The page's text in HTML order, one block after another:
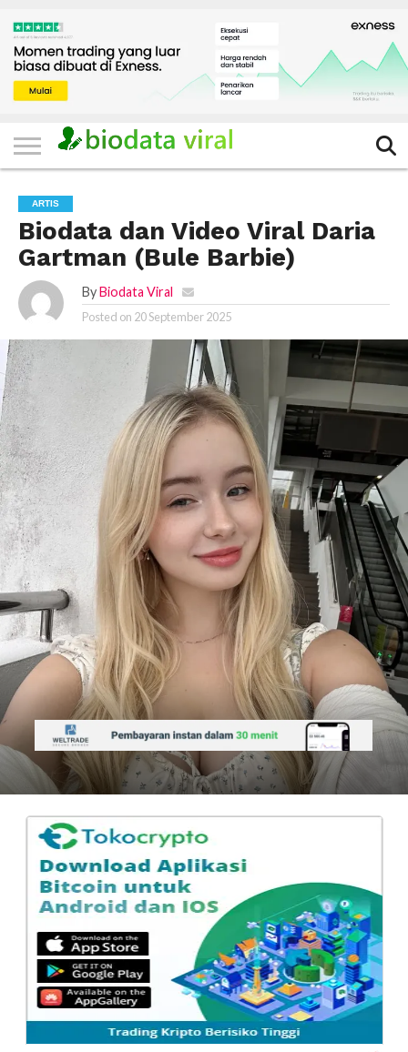
HOME
FILTER
KATEGORI
IKLAN
GRATIS
TERVIRAL
TRADING
KOMUNITAS
BERITA
BISNIS
LAINNYA
ARTIS
Biodata dan Video Viral Daria
Gartman (Bule Barbie)
By Biodata Viral
Posted on 20 September 2025